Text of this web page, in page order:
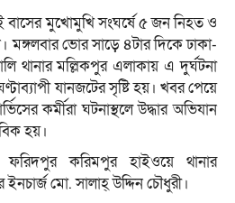
বাসের মুখোমুখি সংঘর্ষে ৫ জন নিহত ও
ভোর সাড়ে ৪টার দিকে ঢাকা-
থানার মল্লিকপুর এলাকায় এ দুর্ঘটনা
যানজটের সৃষ্টি হয়। খবর পেয়ে
কর্মীরা ঘটনাস্থলে উদ্ধার অভিযান
হয়।
ফরিদপুর করিমপুর হাইওয়ে থানার
মো. সালাহ্ উদ্দিন চৌধুরী।